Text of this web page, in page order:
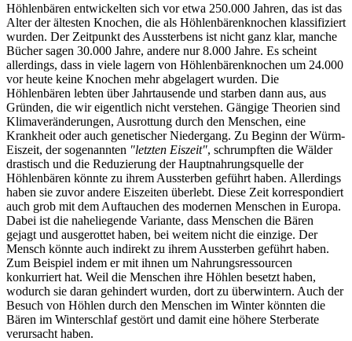
Höhlenbären entwickelten sich vor etwa 250.000 Jahren, das ist das
Alter der ältesten Knochen, die als Höhlenbärenknochen klassifiziert
wurden. Der Zeitpunkt des Aussterbens ist nicht ganz klar, manche
Bücher sagen 30.000 Jahre, andere nur 8.000 Jahre. Es scheint
allerdings, dass in viele lagern von Höhlenbärenknochen um 24.000
vor heute keine Knochen mehr abgelagert wurden. Die
Höhlenbären lebten über Jahrtausende und starben dann aus, aus
Gründen, die wir eigentlich nicht verstehen. Gängige Theorien sind
Klimaveränderungen, Ausrottung durch den Menschen, eine
Krankheit oder auch genetischer Niedergang. Zu Beginn der Würm-
Eiszeit, der sogenannten "letzten Eiszeit", schrumpften die Wälder
drastisch und die Reduzierung der Hauptnahrungsquelle der
Höhlenbären könnte zu ihrem Aussterben geführt haben. Allerdings
haben sie zuvor andere Eiszeiten überlebt. Diese Zeit korrespondiert
auch grob mit dem Auftauchen des modernen Menschen in Europa.
Dabei ist die naheliegende Variante, dass Menschen die Bären
gejagt und ausgerottet haben, bei weitem nicht die einzige. Der
Mensch könnte auch indirekt zu ihrem Aussterben geführt haben.
Zum Beispiel indem er mit ihnen um Nahrungsressourcen
konkurriert hat. Weil die Menschen ihre Höhlen besetzt haben,
wodurch sie daran gehindert wurden, dort zu überwintern. Auch der
Besuch von Höhlen durch den Menschen im Winter könnten die
Bären im Winterschlaf gestört und damit eine höhere Sterberate
verursacht haben.